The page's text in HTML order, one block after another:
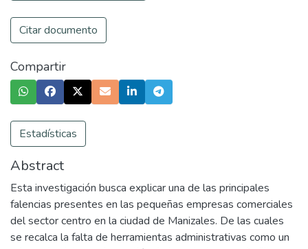
Citar documento
Compartir
Estadísticas
Abstract
Esta investigación busca explicar una de las principales
falencias presentes en las pequeñas empresas comerciales
del sector centro en la ciudad de Manizales. De las cuales
se recalca la falta de herramientas administrativas como un